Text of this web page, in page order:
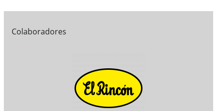
Colaboradores